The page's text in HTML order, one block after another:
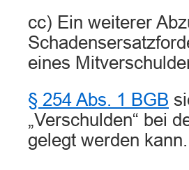
cc) Ein weiterer
eines
§ 254 Abs. 1 BGB
„Verschulden“ bei
gelegt werden kann.